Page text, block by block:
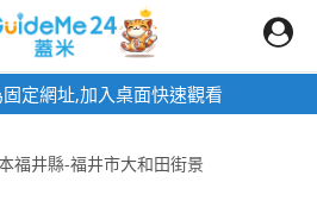
定網址,加入桌面快速觀看
福井縣-福井市大和田街景